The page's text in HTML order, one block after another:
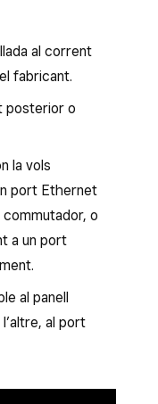
al corrent
fabricant.
posterior o
la vols
port Ethernet
commutador, o
a un port
al panell
al port